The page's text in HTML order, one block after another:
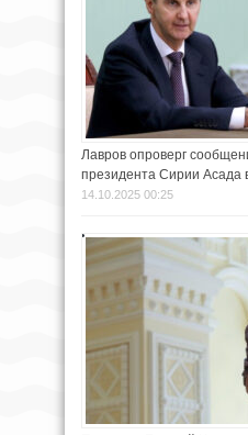
Лавров опроверг
президента Сирии Асада
14.10.2025 00:25